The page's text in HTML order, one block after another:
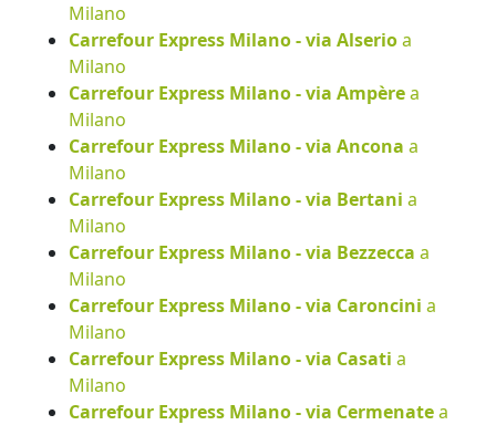
Milano
Carrefour Express Milano - via Alserioa
Milano
Carrefour Express Milano - via Ampèrea
Milano
Carrefour Express Milano - via Ancona a
Milano
Carrefour Express Milano - via Bertani a
Milano
Carrefour Express Milano - via Bezzecca a
Milano
Carrefour Express Milano - via Caroncini a
Milano
Carrefour Express Milano - via Casati a
Milano
Carrefour Express Milano - via Cermenatea